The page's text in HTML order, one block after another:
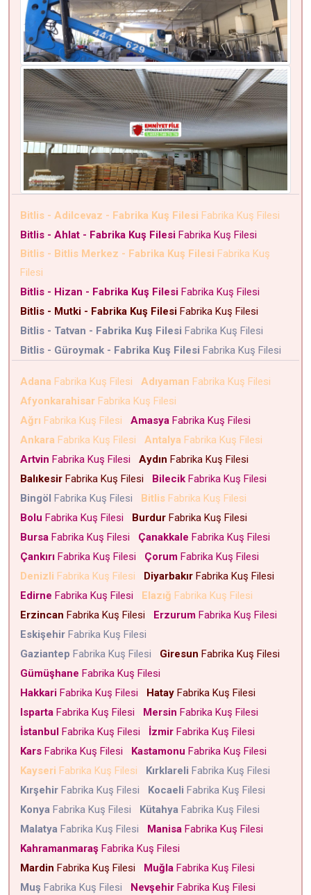
Bitlis - Adilcevaz - Fabrika Kuş Filesi Fabrika Kuş Filesi
Bitlis - Ahlat - Fabrika Kuş Filesi Fabrika Kuş Filesi
Bitlis - Bitlis Merkez - Fabrika Kuş Filesi Fabrika Kuş
Filesi
Bitlis - Hizan - Fabrika Kuş Filesi Fabrika Kuş Filesi
Bitlis - Mutki - Fabrika Kuş Filesi Fabrika Kuş Filesi
Bitlis - Tatvan - Fabrika Kuş Filesi Fabrika Kuş Filesi
Bitlis - Güroymak - Fabrika Kuş Filesi Fabrika Kuş Filesi
Adana Fabrika Kuş Filesi Adıyaman Fabrika Kuş Filesi
Afyonkarahisar Fabrika Kuş Filesi
Ağrı Fabrika Kuş Filesi Amasya Fabrika Kuş Filesi
Ankara Fabrika Kuş Filesi Antalya Fabrika Kuş Filesi
Artvin Fabrika Kuş Filesi Aydın Fabrika Kuş Filesi
Balıkesir Fabrika Kuş Filesi Bilecik Fabrika Kuş Filesi
Bingöl Fabrika Kuş Filesi Bitlis Fabrika Kuş Filesi
Bolu Fabrika Kuş Filesi Burdur Fabrika Kuş Filesi
Bursa Fabrika Kuş Filesi Çanakkale Fabrika Kuş Filesi
Çankırı Fabrika Kuş Filesi Çorum Fabrika Kuş Filesi
Denizli Fabrika Kuş Filesi Diyarbakır Fabrika Kuş Filesi
Edirne Fabrika Kuş Filesi Elazığ Fabrika Kuş Filesi
Erzincan Fabrika Kuş Filesi Erzurum Fabrika Kuş Filesi
Eskişehir Fabrika Kuş Filesi
Gaziantep Fabrika Kuş Filesi Giresun Fabrika Kuş Filesi
Gümüşhane Fabrika Kuş Filesi
Hakkari Fabrika Kuş Filesi Hatay Fabrika Kuş Filesi
Isparta Fabrika Kuş Filesi Mersin Fabrika Kuş Filesi
İstanbul Fabrika Kuş Filesi İzmir Fabrika Kuş Filesi
Kars Fabrika Kuş Filesi Kastamonu Fabrika Kuş Filesi
Kayseri Fabrika Kuş Filesi Kırklareli Fabrika Kuş Filesi
Kırşehir Fabrika Kuş Filesi Kocaeli Fabrika Kuş Filesi
Konya Fabrika Kuş Filesi Kütahya Fabrika Kuş Filesi
Malatya Fabrika Kuş Filesi Manisa Fabrika Kuş Filesi
Kahramanmaraş Fabrika Kuş Filesi
Mardin Fabrika Kuş Filesi Muğla Fabrika Kuş Filesi
Muş Fabrika Kuş Filesi Nevşehir Fabrika Kuş Filesi